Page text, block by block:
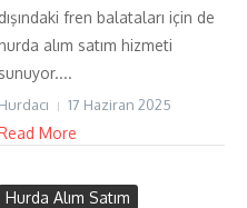
dışındaki fren balataları için de
alım satım hizmeti
sunuyor....
Hurdacı 17 Haziran 2025
More
Hurda Alım Satım